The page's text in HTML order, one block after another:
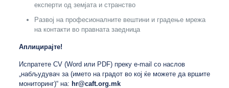
експерти од земјата и странство
Развој на професионалните вештини и градење мрежа
на контакти во правната заедница
Аплицирајте!
Испратете CV (Word или PDF) преку e-mail со наслов
„набљудувач за (името на градот во кој ќе можете да вршите
мониторинг)“ на: hr@caft.org.mk